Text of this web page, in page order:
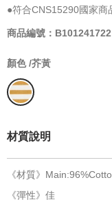
●符合CNS15290國家商
商品編號：B101241722
顏色 /芥黃
材質說明
《材質》
《彈性》佳